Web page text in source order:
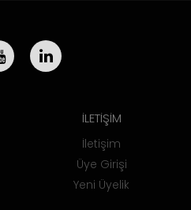
İLETİŞİM
İletişim
Üye Girişi
Yeni Üyelik